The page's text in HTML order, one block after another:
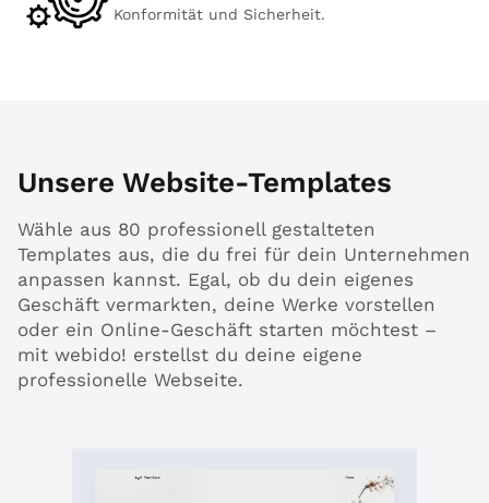
Konformität und Sicherheit.
Unsere Website-Templates
Wähle aus 80 professionell gestalteten
Templates aus, die du frei für dein Unternehmen
anpassen kannst. Egal, ob du dein eigenes
Geschäft vermarkten, deine Werke vorstellen
oder ein Online-Geschäft starten möchtest –
mit webido! erstellst du deine eigene
professionelle Webseite.